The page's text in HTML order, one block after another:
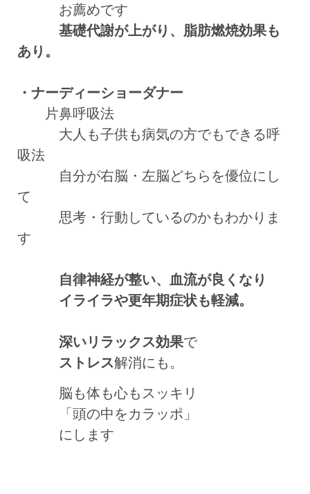
お薦めです
基礎代謝が上がり、脂肪燃焼効果も
あり。
・ナーディーショーダナー
片鼻呼吸法
大人も子供も病気の方でもできる呼
吸法
自分が右脳・左脳どちらを優位にし
て
思考・行動しているのかもわかりま
す
自律神経が整い、血流が良くなり
イライラや更年期症状も軽減。
深いリラックス効果で
ストレス解消にも。
脳も体も心もスッキリ
「頭の中をカラッポ」
にします